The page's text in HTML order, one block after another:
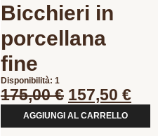
Bicchieri in
porcellana
fine
Disponibilità: 1
175,00€ 157,50 €
AGGIUNGI AL CARRELLO